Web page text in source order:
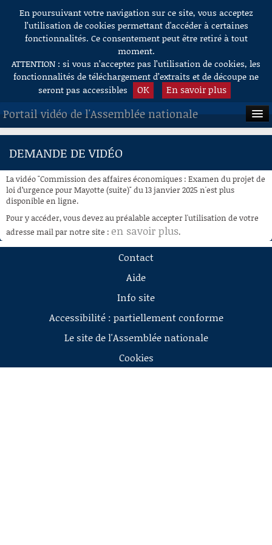
Aller au contenu
En poursuivant votre navigation sur ce site, vous acceptez
l’utilisation de cookies permettant d'accéder à certaines
fonctionnalités. Ce consentement peut être retiré à tout
moment.
ATTENTION : si vous n’acceptez pas l’utilisation de cookies, les
fonctionnalités de téléchargement d’extraits et de découpe ne
seront pas accessibles
OK En savoir plus
Portail vidéo de l'Assemblée nationale
ACCUEIL
À LA DEMANDE
RECHERCHE
AIDE À LA DÉCOUPE
DE VIDÉOS
DEMANDE DE VIDÉO
La vidéo "Commission des affaires économiques : Examen du projet de
loi d’urgence pour Mayotte (suite)" du 13 janvier 2025 n'est plus
disponible en ligne.
Pour y accéder, vous devez au préalable accepter l'utilisation de votre
adresse mail par notre site : en savoir plus.
Contact
Aide
Info site
Accessibilité : partiellement conforme
Le site de l'Assemblée nationale
Cookies